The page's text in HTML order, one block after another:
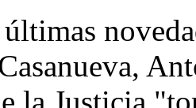
la Justicia